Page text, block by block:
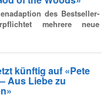
des Bestseller-
mehrere neue
künftig auf «Pete
Aus Liebe zu